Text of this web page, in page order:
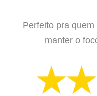
Perfeito pra
manter o